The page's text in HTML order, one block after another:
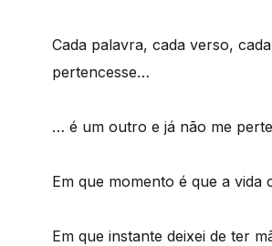
Cada palavra, cada verso,
pertencesse…
… é um outro e já não me
Em que momento é que a vida
Em que instante deixei de ter